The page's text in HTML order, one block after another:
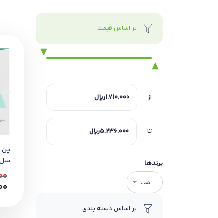
بر اساس قیمت
از
تا
برندها
هر برندی
بر اساس دسته بندی
پن
سل